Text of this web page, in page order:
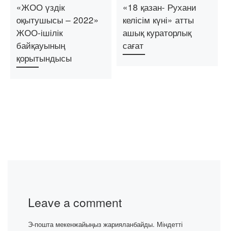
«ЖОО үздік
оқытушысы – 2022»
ЖОО-ішілік
байқауының
қорытындысы
«18 қазан- Рухани
келісім күні» атты
ашық кураторлық
сағат
Leave a comment
Э-пошта мекенжайыңыз жарияланбайды. Міндетті